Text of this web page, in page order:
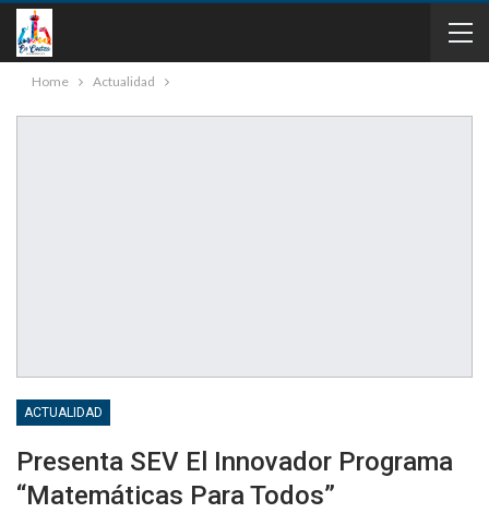
Home Actualidad
ACTUALIDAD
Presenta SEV El Innovador Programa
“Matemáticas Para Todos”